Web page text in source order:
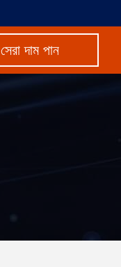
সেরা দাম পান